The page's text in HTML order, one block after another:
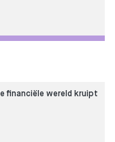
financiële wereld kruipt